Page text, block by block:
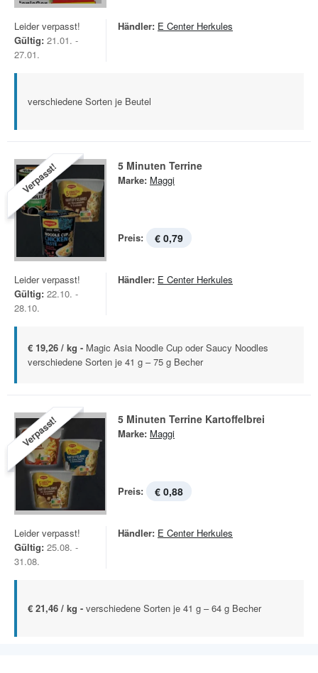
Leider verpasst!
Gültig: 21.01. -
27.01.
Händler: E Center Herkules
verschiedene Sorten je Beutel
Verpasst! 5 Minuten Terrine
Marke: Maggi
Preis: € 0,79
Leider verpasst!
Gültig: 22.10. -
28.10.
Händler: E Center Herkules
€ 19,26 / kg - Magic Asia Noodle Cup oder Saucy Noodles
verschiedene Sorten je 41 g – 75 g Becher
Verpasst! 5 Minuten Terrine Kartoffelbrei
Marke: Maggi
Preis: € 0,88
Leider verpasst!
Gültig: 25.08. -
31.08.
Händler: E Center Herkules
€ 21,46 / kg - verschiedene Sorten je 41 g – 64 g Becher